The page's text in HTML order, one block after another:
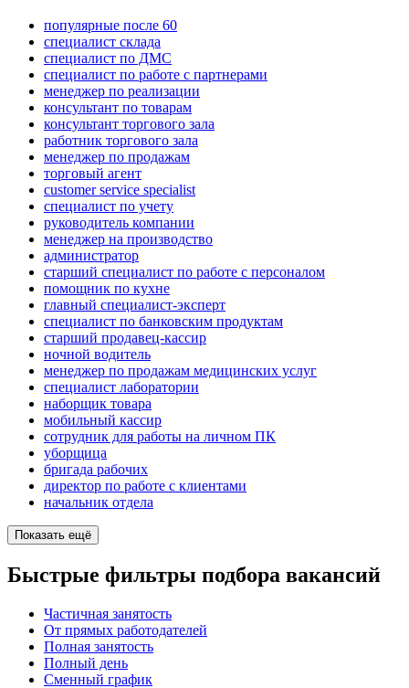
популярные после 60
специалист склада
специалист по ДМС
специалист по работе с партнерами
менеджер по реализации
консультант по товарам
консультант торгового зала
работник торгового зала
менеджер по продажам
торговый агент
customer service specialist
специалист по учету
руководитель компании
менеджер на производство
администратор
старший специалист по работе с персоналом
помощник по кухне
главный специалист-эксперт
специалист по банковским продуктам
старший продавец-кассир
ночной водитель
менеджер по продажам медицинских услуг
специалист лаборатории
наборщик товара
мобильный кассир
сотрудник для работы на личном ПК
уборщица
бригада рабочих
директор по работе с клиентами
начальник отдела
Показать ещё
Быстрые фильтры подбора вакансий
Частичная занятость
От прямых работодателей
Полная занятость
Полный день
Сменный график